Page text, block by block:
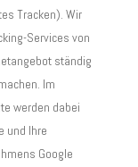
Tracken). Wir
Services von
ständig
Im
werden dabei
und Ihre
Google